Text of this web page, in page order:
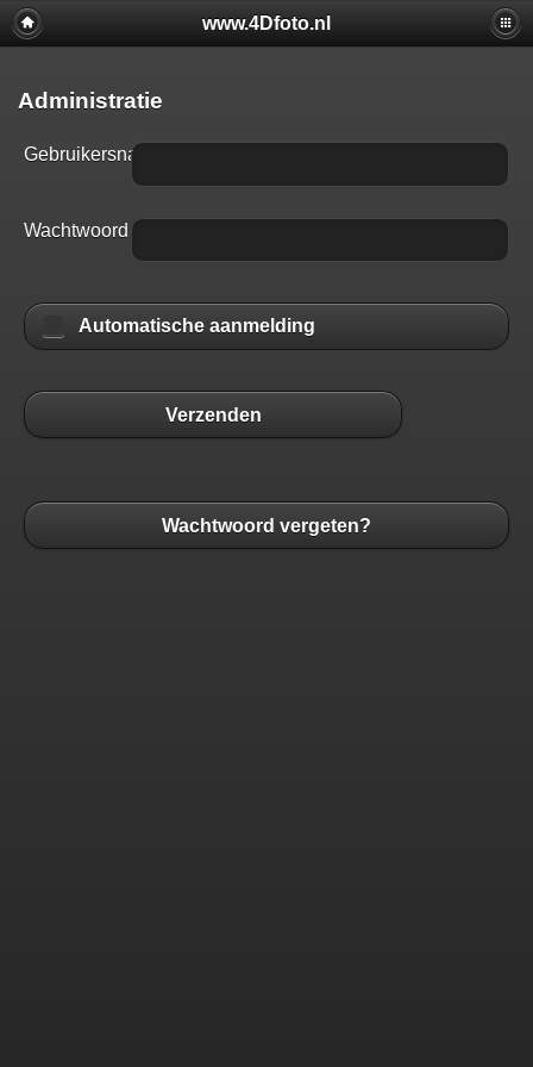
www.4Dfoto.nl
Administratie
Gebruikersnaam
Wachtwoord
Automatische aanmelding
Verzenden
Wachtwoord vergeten?